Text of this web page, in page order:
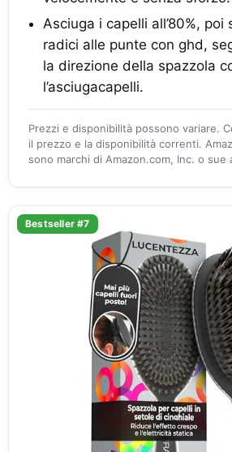
Asciuga i capelli all’80%, poi
radici alle punte con ghd,
la direzione della spazzola
l’asciugacapelli.
Prezzi e disponibilità possono variare.
il prezzo e la disponibilità correnti.
sono marchi di Amazon.com, Inc. o sue
Bestseller #7